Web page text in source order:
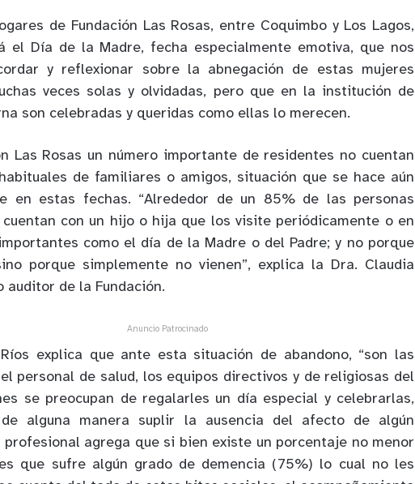
de Fundación Las Rosas, entre Coquimbo y Los Lagos,
el Día de la Madre, fecha especialmente emotiva, que nos
y reflexionar sobre la abnegación de estas mujeres
veces solas y olvidadas, pero que en la institución de
son celebradas y queridas como ellas lo merecen.
Las Rosas un número importante de residentes no cuentan
de familiares o amigos, situación que se hace aún
en estas fechas. “Alrededor de un 85% de las personas
cuentan con un hijo o hija que los visite periódicamente o en
como el día de la Madre o del Padre; y no porque
porque simplemente no vienen”, explica la Dra. Claudia
auditor de la Fundación.
Anuncio Patrocinado
explica que ante esta situación de abandono, “son las
personal de salud, los equipos directivos y de religiosas del
se preocupan de regalarles un día especial y celebrarlas,
alguna manera suplir la ausencia del afecto de algún
profesional agrega que si bien existe un porcentaje no menor
que sufre algún grado de demencia (75%) lo cual no les